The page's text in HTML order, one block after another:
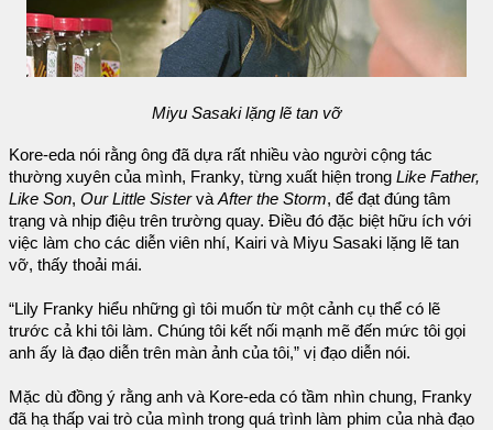
Miyu Sasaki lặng lẽ tan vỡ
Kore-eda nói rằng ông đã dựa rất nhiều vào người cộng tác
thường xuyên của mình, Franky, từng xuất hiện trong Like Father,
Like Son, Our Little Sistervà After the Storm, để đạt đúng tâm
trạng và nhịp điệu trên trường quay. Điều đó đặc biệt hữu ích với
việc làm cho các diễn viên nhí, Kairi và Miyu Sasaki lặng lẽ tan
vỡ, thấy thoải mái.
“Lily Franky hiểu những gì tôi muốn từ một cảnh cụ thể có lẽ
trước cả khi tôi làm. Chúng tôi kết nối mạnh mẽ đến mức tôi gọi
anh ấy là đạo diễn trên màn ảnh của tôi,” vị đạo diễn nói.
Mặc dù đồng ý rằng anh và Kore-eda có tầm nhìn chung, Franky
đã hạ thấp vai trò của mình trong quá trình làm phim của nhà đạo